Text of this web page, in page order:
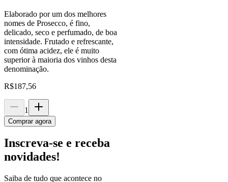
Elaborado por um dos melhores
nomes de Prosecco, é fino,
delicado, seco e perfumado, de boa
intensidade. Frutado e refrescante,
com ótima acidez, ele é muito
superior à maioria dos vinhos desta
denominação.
R$187,56
1
Comprar agora
Inscreva-se e receba
novidades!
Saiba de tudo que acontece no